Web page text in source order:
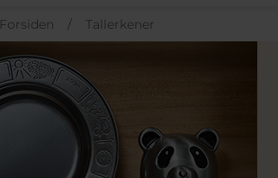
Forsiden / Tallerkener